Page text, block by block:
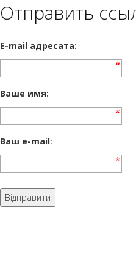
Отправить
E-mail адресата:
Ваше имя:
Ваш e-mail: